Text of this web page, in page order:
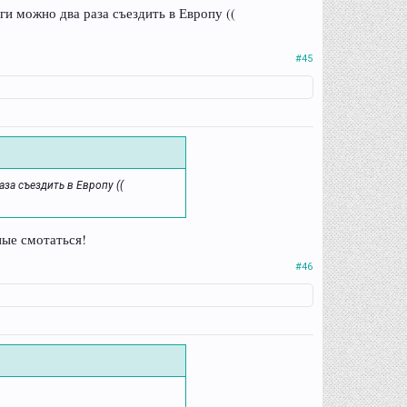
можно два раза съездить в Европу ((
#45
съездить в Европу ((
смотаться!
#46